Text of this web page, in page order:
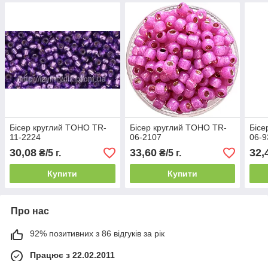
Бісер круглий TOHO TR-
11-2224
30,08 ₴/5 г.
Купити
Бісер круглий TOHO TR-
06-2107
33,60₴/5 г.
Купити
06-
Про нас
92% позитивних з 86 відгуків за рік
Працює з 22.02.2011